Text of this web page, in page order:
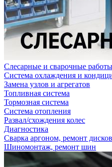
Слесарные и сварочные работы
Система охлаждения и
Замена узлов и агрегатов
Топливная система
Тормозная система
Система отопления
Развал/схождения колес
Диагностика
Сварка аргоном, ремонт дисков
Шиномонтаж, ремонт шин